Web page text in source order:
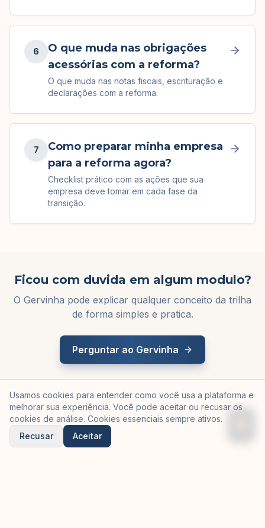
6
O que muda nas obrigações
acessórias com a reforma?
O que muda nas notas fiscais, escrituração e
declarações com a reforma.
7
Como preparar minha empresa
para a reforma agora?
Checklist prático com as ações que sua
empresa deve tomar em cada fase da
transição.
Ficou com duvida em algum modulo?
O Gervinha pode explicar qualquer conceito da trilha
de forma simples e pratica.
Perguntar ao Gervinha
Usamos cookies para entender como você usa a plataforma e
melhorar sua experiência. Você pode aceitar ou recusar os
cookies de análise. Cookies essenciais sempre ativos.
Recusar
Aceitar